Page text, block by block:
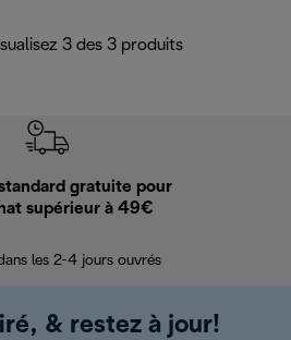
3 des 3 produits
gratuite pour
supérieur à 49€
les 2-4 jours ouvrés
& restez à jour!